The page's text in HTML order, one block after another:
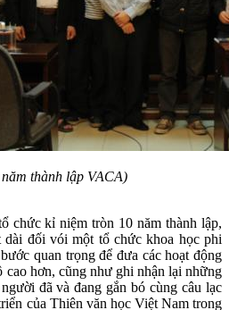
thành lập VACA)
chức kỉ niệm tròn 10 năm thành lập,
dài đối vói một tổ chức khoa học phi
quan trọng để đưa các hoạt động
cao hơn, cũng như ghi nhận lại những
đã và đang gắn bó cùng câu lạc
của Thiên văn học Việt Nam trong